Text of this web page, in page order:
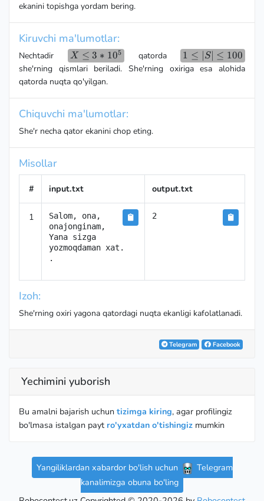
ekanini topishga yordam bering.
Kiruvchi ma'lumotlar:
Nechtadir
X \le
3*10^5
X ≤ 3 ∗ 105 qatorda
1
\le
1 ≤ S∣ ≤ 100
she'rning qismlari beriladi. She'rning oxiriga esa alohida
qatorda nuqta qo'yilgan.
Chiquvchi ma'lumotlar:
She'r necha qator ekanini chop eting.
Misollar
# input.txt output.txt
1
Salom, ona,
onajonginam,
Yana sizga
yozmoqdaman xat.
.
2
Izoh:
She'rning oxiri yagona qatordagi nuqta ekanligi kafolatlanadi.
Telegram Facebook
Yechimini yuborish
Bu amalni bajarish uchun tizimga kiring, agar profilingiz
bo'lmasa istalgan payt ro'yxatdan o'tishingiz mumkin
Yangiliklardan xabardor bo'lish uchun
Telegram
kanalimizga obuna bo'ling